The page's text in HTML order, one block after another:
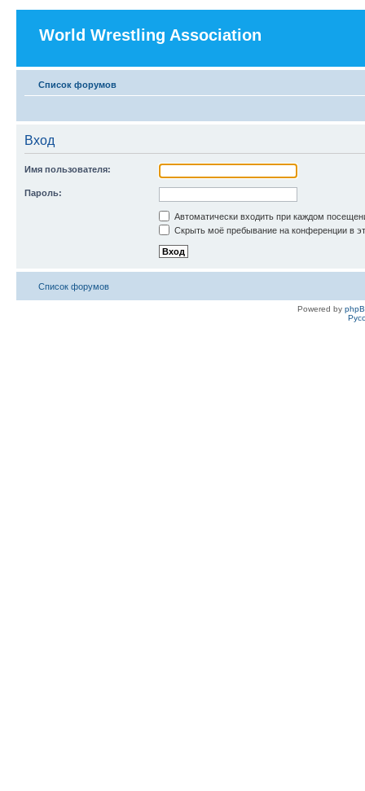
World Wrestling Association
Список форумов
Вход
Имя пользователя:
Пароль:
Автоматически входить при каждом
Скрыть моё пребывание на конференции в
Список форумов
Powered by